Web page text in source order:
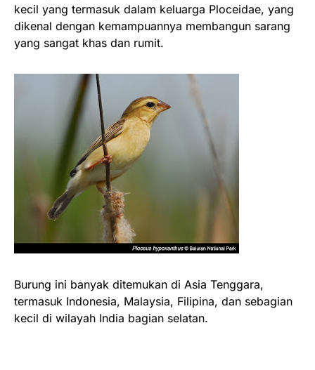
kecil yang termasuk dalam keluarga Ploceidae, yang
dikenal dengan kemampuannya membangun sarang
yang sangat khas dan rumit.
Burung ini banyak ditemukan di Asia Tenggara,
termasuk Indonesia, Malaysia, Filipina, dan sebagian
kecil di wilayah India bagian selatan.